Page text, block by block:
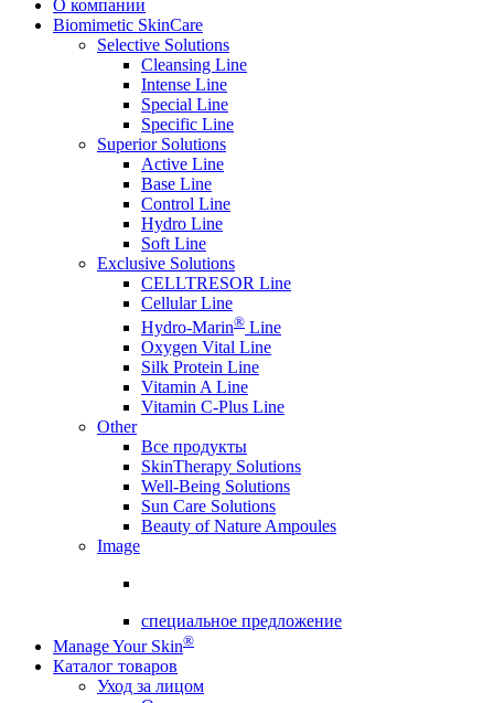
О компании
Biomimetic SkinCare
Selective Solutions
Cleansing Line
Intense Line
Special Line
Specific Line
Superior Solutions
Active Line
Base Line
Control Line
Hydro Line
Soft Line
Exclusive Solutions
CELLTRESOR Line
Cellular Line
Hydro-Marin® Line
Oxygen Vital Line
Silk Protein Line
Vitamin A Line
Vitamin C-Plus Line
Other
Все продукты
SkinTherapy Solutions
Well-Being Solutions
Sun Care Solutions
Beauty of Nature Ampoules
Image
специальное предложение
Manage Your Skin®
Каталог товаров
Уход за лицом